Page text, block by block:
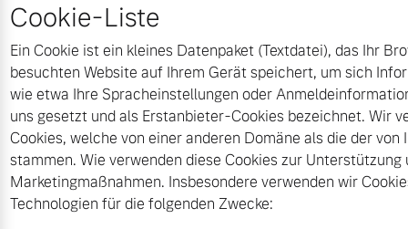
Fahrzeug konfigurieren
Sofort verfügbare Fahrzeuge
Volvo Selekt
Sommer Kompletträder.
Bitte sprechen Sie uns
direkt an.
Mehr erfahren
Frühjahrscheck
Cookie-Liste
Ein Cookie ist ein kleines Datenpaket (Textdatei), das Ihr
besuchten Website auf Ihrem Gerät speichert, um sich
wie etwa Ihre Spracheinstellungen oder
uns gesetzt und als Erstanbieter-Cookies bezeichnet. Wir
Cookies, welche von einer anderen Domäne als die der von
stammen. Wie verwenden diese Cookies zur
Marketingmaßnahmen. Insbesondere verwenden wir
Technologien für die folgenden Zwecke: